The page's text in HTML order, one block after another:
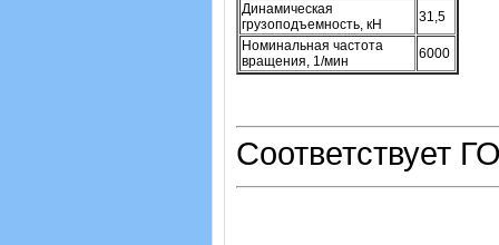
Динамическая
грузоподъемность, кН
31,5
Номинальная частота
вращения, 1/мин
6000
Соответствует